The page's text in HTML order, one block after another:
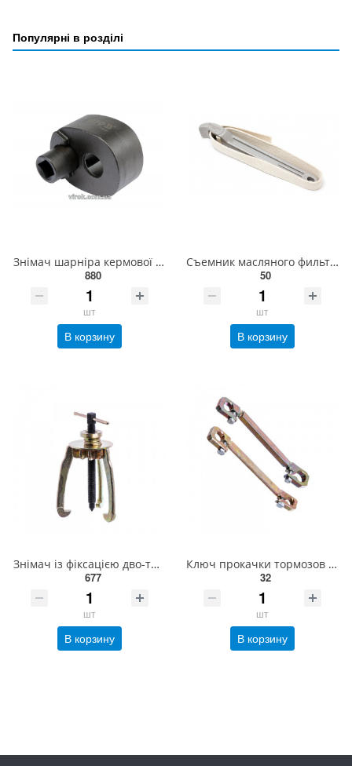
Популярні в розділі
Знімач шарніра кермової рейки YATO Ø= 35-42 мм, квадратний привід- 1/2" [25] YT-06160
880
шт
В корзину
Съемник масляного фильтра ленточный 12-300мм (длина ленты-700мм) ROCKFORCE RF-61912
50
шт
В корзину
Знімач із фіксацією дво-тризахопний (150-200 мм) СТАНДАРТ SK23L6
677
шт
В корзину
Ключ прокачки тормозов зажимной 7х9 мм (Харьков) ПР0709Х
32
шт
В корзину